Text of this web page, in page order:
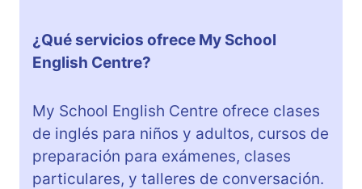
¿Qué servicios ofrece My School
English Centre?
My School English Centre ofrece clases
de inglés para niños y adultos, cursos de
preparación para exámenes, clases
particulares, y talleres de conversación.